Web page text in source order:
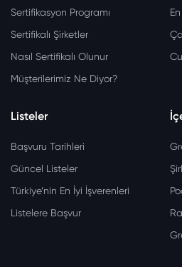
Sertifikasyon Programı
Sertifikalı Şirketler
Nasıl Sertifikalı Olunur
Müşterilerimiz Ne Diyor?
Listeler
Başvuru Tarihleri
Güncel Listeler
Türkiye’nin En İyi İşverenleri
Listelere Başvur